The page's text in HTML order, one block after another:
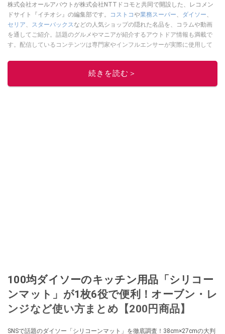
株式会社オールアバウトが株式会社NTTドコモと共同で開設した、レコメン
ドサイト『イチオシ』の編集部です。
コストコや業務スーパー ダイソー
セリア
スターバックス などの人気ショップの隠れた名品を、コラムや動画
を通してご紹介。話題のグルメやマニアが紹介するアウトドア情報も満載で
す。配信しているコンテンツは専門家やインフルエンサーが実際に使用して
ニュースでフォロー
続きを読む＞
100均ダイソーのキッチン用品「シリコー
ンマット」​​が1枚6役で便利！オーブン・レ
ンジなど使い方まとめ【200円商品】
SNSで話題のダイソー「シリコーンマット」を徹底調査！38cm×27cmの大判